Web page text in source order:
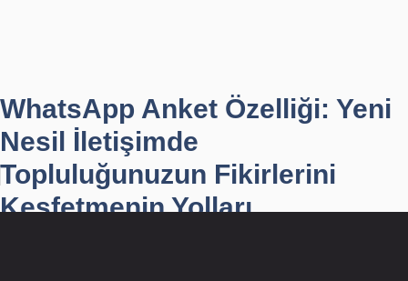
WhatsApp Anket Özelliği: Yeni
Nesil İletişimde
Topluluğunuzun Fikirlerini
Keşfetmenin Yolları